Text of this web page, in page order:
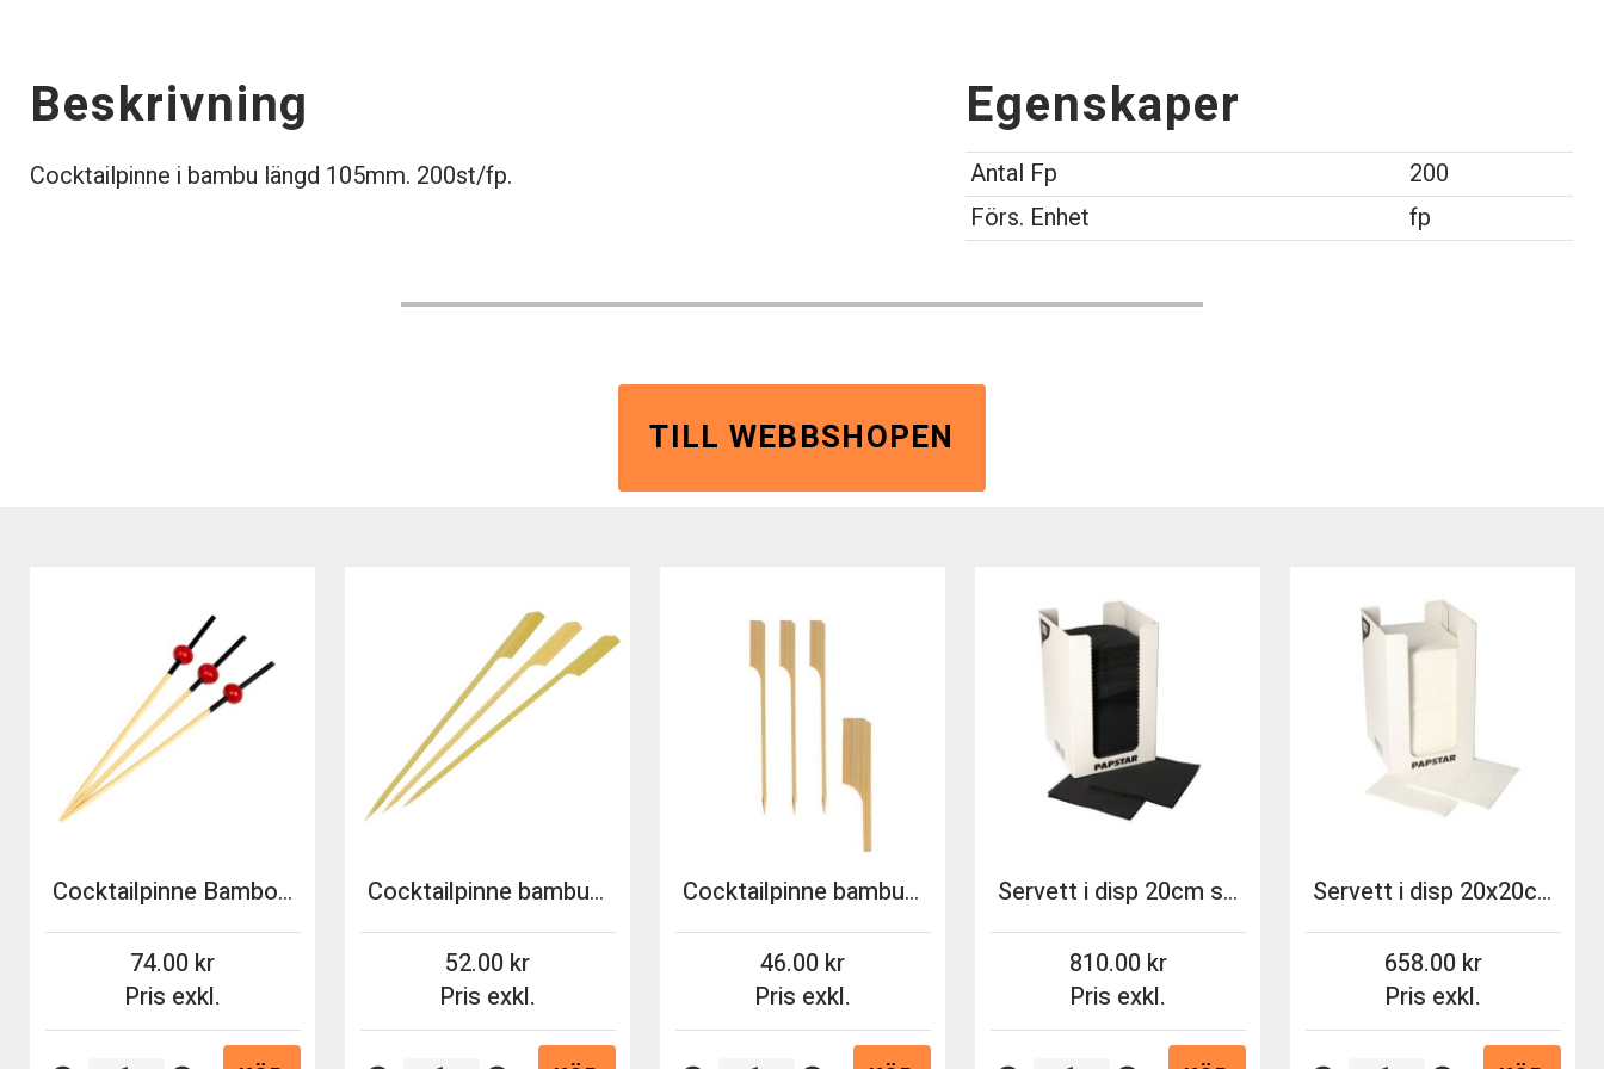
Beskrivning
Cocktailpinne i bambu längd 105mm. 200st/fp.
Egenskaper
Antal Fp
200
Förs. Enhet
fp
TILL WEBBSHOPEN
Cocktailpinne Bamboo Red Ball 90mm 100st/fp
Pris exkl.
74.00
Cocktailpinne bambu 150mm 100st/fp
Pris exkl.
52.00
Cocktailpinne bambu 12cm 250st/ifp
Pris exkl.
46.00
Servett i disp 20cm svart 2-lag 14x100st/fp Papstar
Pris exkl.
810.00
Servett i disp 20x20cm 1/4-delsvikt vit 14x100st/fp
Pris exkl.
658.00